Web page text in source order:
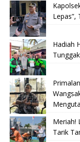
Lepas”,
Hadiah
Meriah!
Tarik